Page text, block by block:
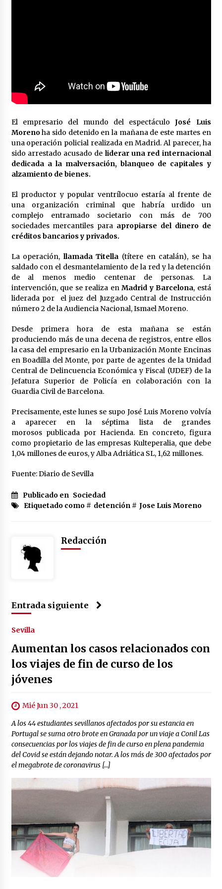
27 de abril de 2022
Todos los cortes de tráfico por la Feria de
Sevilla 2022: del jueves 28 de abril al 8 de mayo
26 de abril de 2022
El cultivo casero de marihuana deja sin luz dos
meses a 256 familias en Sevilla
22 de abril de 2022
La Feria de Abril de Sevilla será un 25% más
cara por la crisis mundial
18 de abril de 2022
El empresario del mundo del espectáculo José Luis
Morenoha sido detenido en la mañana de este martes en
una operación policial realizada en Madrid. Al parecer, ha
sido arrestado acusado de liderar una red internacional
dedicada a la malversación, blanqueo de capitales y
alzamiento de bienes.
El productor y popular ventrílocuo estaría al frente de
una organización criminal que habría urdido un
complejo entramado societario con más de 700
sociedades mercantiles para apropiarse del dinero de
créditos bancarios y privados.
La operación, llamada Titella (títere en catalán), se ha
saldado con el desmantelamiento de la red y la detención
de al menos medio centenar de personas. La
intervención, que se realiza en Madrid y Barcelona, está
liderada por el juez del Juzgado Central de Instrucción
número 2 de la Audiencia Nacional, Ismael Moreno.
Desde primera hora de esta mañana se están
produciendo más de una decena de registros, entre ellos
la casa del empresario en la Urbanización Monte Encinas
en Boadilla del Monte, por parte de agentes de la Unidad
Central de Delincuencia Económica y Fiscal (UDEF) de la
Jefatura Superior de Policía en colaboración con la
Guardia Civil de Barcelona.
Precisamente, este lunes se supo José Luis Moreno volvía
a aparecer en la séptima lista de grandes
morosos publicada por Hacienda. En concreto, figura
como propietario de las empresas Kulteperalia, que debe
1,04 millones de euros, y Alba Adriática SL, 1,62 millones.
Fuente: Diario de Sevilla
Publicado en Sociedad
Etiquetado como # detención# Jose Luis Moreno
Redacción
Entrada siguiente
Sevilla
Aumentan los casos relacionados con
los viajes de fin de curso de los
jóvenes
Mié Jun 30 , 2021
A los 44 estudiantes sevillanos afectados por su estancia en
Portugal se suma otro brote en Granada por un viaje a Conil Las
consecuencias por los viajes de fin de curso en plena pandemia
del Covid se están dejando notar. A los más de 300 afectados por
el megabrote de coronavirus […]